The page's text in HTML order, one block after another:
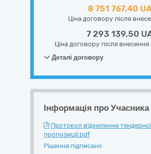
8 751 767,40
Ціна договору після
7 293 139,50
Ціна договору після
Деталі договору
Інформація про Учасника
Протокол відхилення
пропозиції.pdf
Рішення підписано